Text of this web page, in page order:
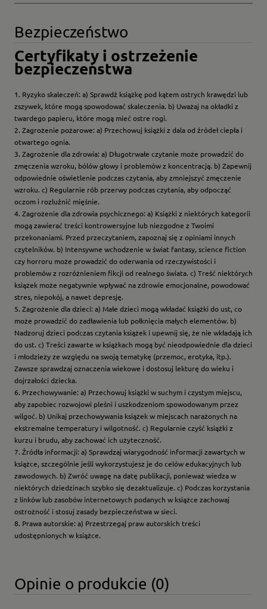
Bezpieczeństwo
Certyfikaty i ostrzeżenie
bezpieczeństwa
1. Ryzyko skaleczeń: a) Sprawdź książkę pod kątem ostrych krawędzi lub
zszywek, które mogą spowodować skaleczenia. b) Uważaj na okładki z
twardego papieru, które mogą mieć ostre rogi.
2. Zagrożenie pożarowe: a) Przechowuj książki z dala od źródeł ciepła i
otwartego ognia.
3. Zagrożenie dla zdrowia: a) Długotrwałe czytanie może prowadzić do
zmęczenia wzroku, bólów głowy i problemów z koncentracją. b) Zapewnij
odpowiednie oświetlenie podczas czytania, aby zmniejszyć zmęczenie
wzroku. c) Regularnie rób przerwy podczas czytania, aby odpocząć
oczom i rozluźnić mięśnie.
4. Zagrożenie dla zdrowia psychicznego: a) Książki z niektórych kategorii
mogą zawierać treści kontrowersyjne lub niezgodne z Twoimi
przekonaniami. Przed przeczytaniem, zapoznaj się z opiniami innych
czytelników. b) Intensywne wchodzenie w świat fantasy, science fiction
czy horroru może prowadzić do oderwania od rzeczywistości i
problemów z rozróżnieniem fikcji od realnego świata. c) Treść niektórych
książek może negatywnie wpływać na zdrowie emocjonalne, powodować
stres, niepokój, a nawet depresję.
5. Zagrożenie dla dzieci: a) Małe dzieci mogą wkładać książki do ust, co
może prowadzić do zadławienia lub połknięcia małych elementów. b)
Nadzoruj dzieci podczas czytania książek i upewnij się, że nie wkładają ich
do ust. c) Treści zawarte w książkach mogą być nieodpowiednie dla dzieci
i młodzieży ze względu na swoją tematykę (przemoc, erotyka, itp.).
Zawsze sprawdzaj oznaczenia wiekowe i dostosuj lekturę do wieku i
dojrzałości dziecka.
6. Przechowywanie: a) Przechowuj książki w suchym i czystym miejscu,
aby zapobiec rozwojowi pleśni i uszkodzeniom spowodowanym przez
wilgoć. b) Unikaj przechowywania książek w miejscach narażonych na
ekstremalne temperatury i wilgotność. c) Regularnie czyść książki z
kurzu i brudu, aby zachować ich użyteczność.
7. Źródła informacji: a) Sprawdzaj wiarygodność informacji zawartych w
książce, szczególnie jeśli wykorzystujesz je do celów edukacyjnych lub
zawodowych. b) Zwróć uwagę na datę publikacji, ponieważ wiedza w
niektórych dziedzinach szybko się dezaktualizuje. c) Podczas korzystania
z linków lub zasobów internetowych podanych w książce zachowaj
ostrożność i stosuj zasady bezpieczeństwa w sieci.
8. Prawa autorskie: a) Przestrzegaj praw autorskich treści
udostępnionych w książce.
Opinie o produkcie (0)